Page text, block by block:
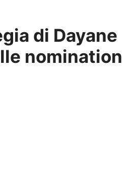
di Dayane
nomination